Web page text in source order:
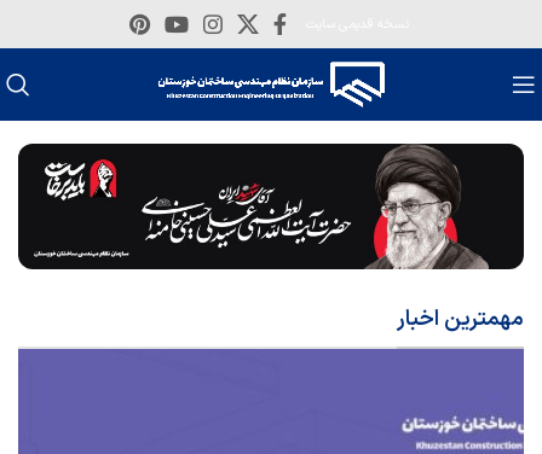
مهمترین اخبار